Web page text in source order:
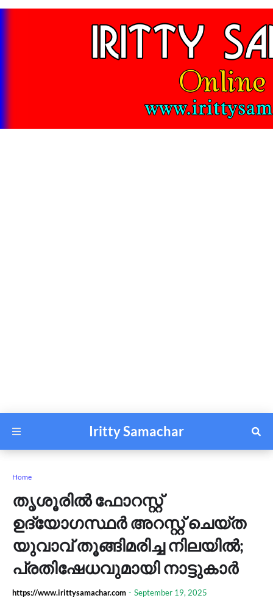
Iritty Samachar
Home
തൃശൂരിൽ ഫോറസ്റ്റ്
ഉദ്യോഗസ്ഥർ അറസ്റ്റ് ചെയ്ത
യുവാവ് തൂങ്ങിമരിച്ച നിലയിൽ;
പ്രതിഷേധവുമായി നാട്ടുകാർ
https://www.irittysamachar.com - September 19, 2025